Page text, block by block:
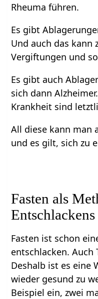
Rheuma führen.
Es gibt
Und auch das kann
Vergiftungen und
Es gibt auch
sich dann
Krankheit sind
All diese kann man
und es gilt, sich zu
Fasten als
Entschlackens
Fasten ist schon
entschlacken. Auch
Deshalb ist es eine
wieder gesund zu
Beispiel ein, zwei